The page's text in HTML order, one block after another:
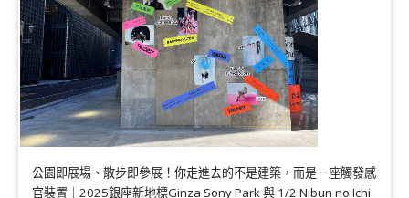
公園即展場、散步即參展！你走進去的不是建築，而是一座觸發感
官裝置｜2025銀座新地標Ginza Sony Park 與 1/2 Nibun no Ichi